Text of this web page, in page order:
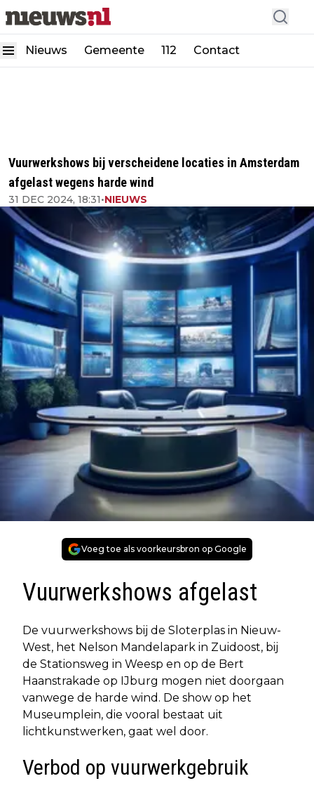
Nieuws Gemeente 112 Contact
Vuurwerkshows bij verscheidene locaties in Amsterdam
afgelast wegens harde wind
31 DEC 2024, 18:31•NIEUWS
Voeg toe als voorkeursbron op Google
Vuurwerkshows afgelast
De vuurwerkshows bij de Sloterplas in Nieuw-
West, het Nelson Mandelapark in Zuidoost, bij
de Stationsweg in Weesp en op de Bert
Haanstrakade op IJburg mogen niet doorgaan
vanwege de harde wind. De show op het
Museumplein, die vooral bestaat uit
lichtkunstwerken, gaat wel door.
Verbod op vuurwerkgebruik